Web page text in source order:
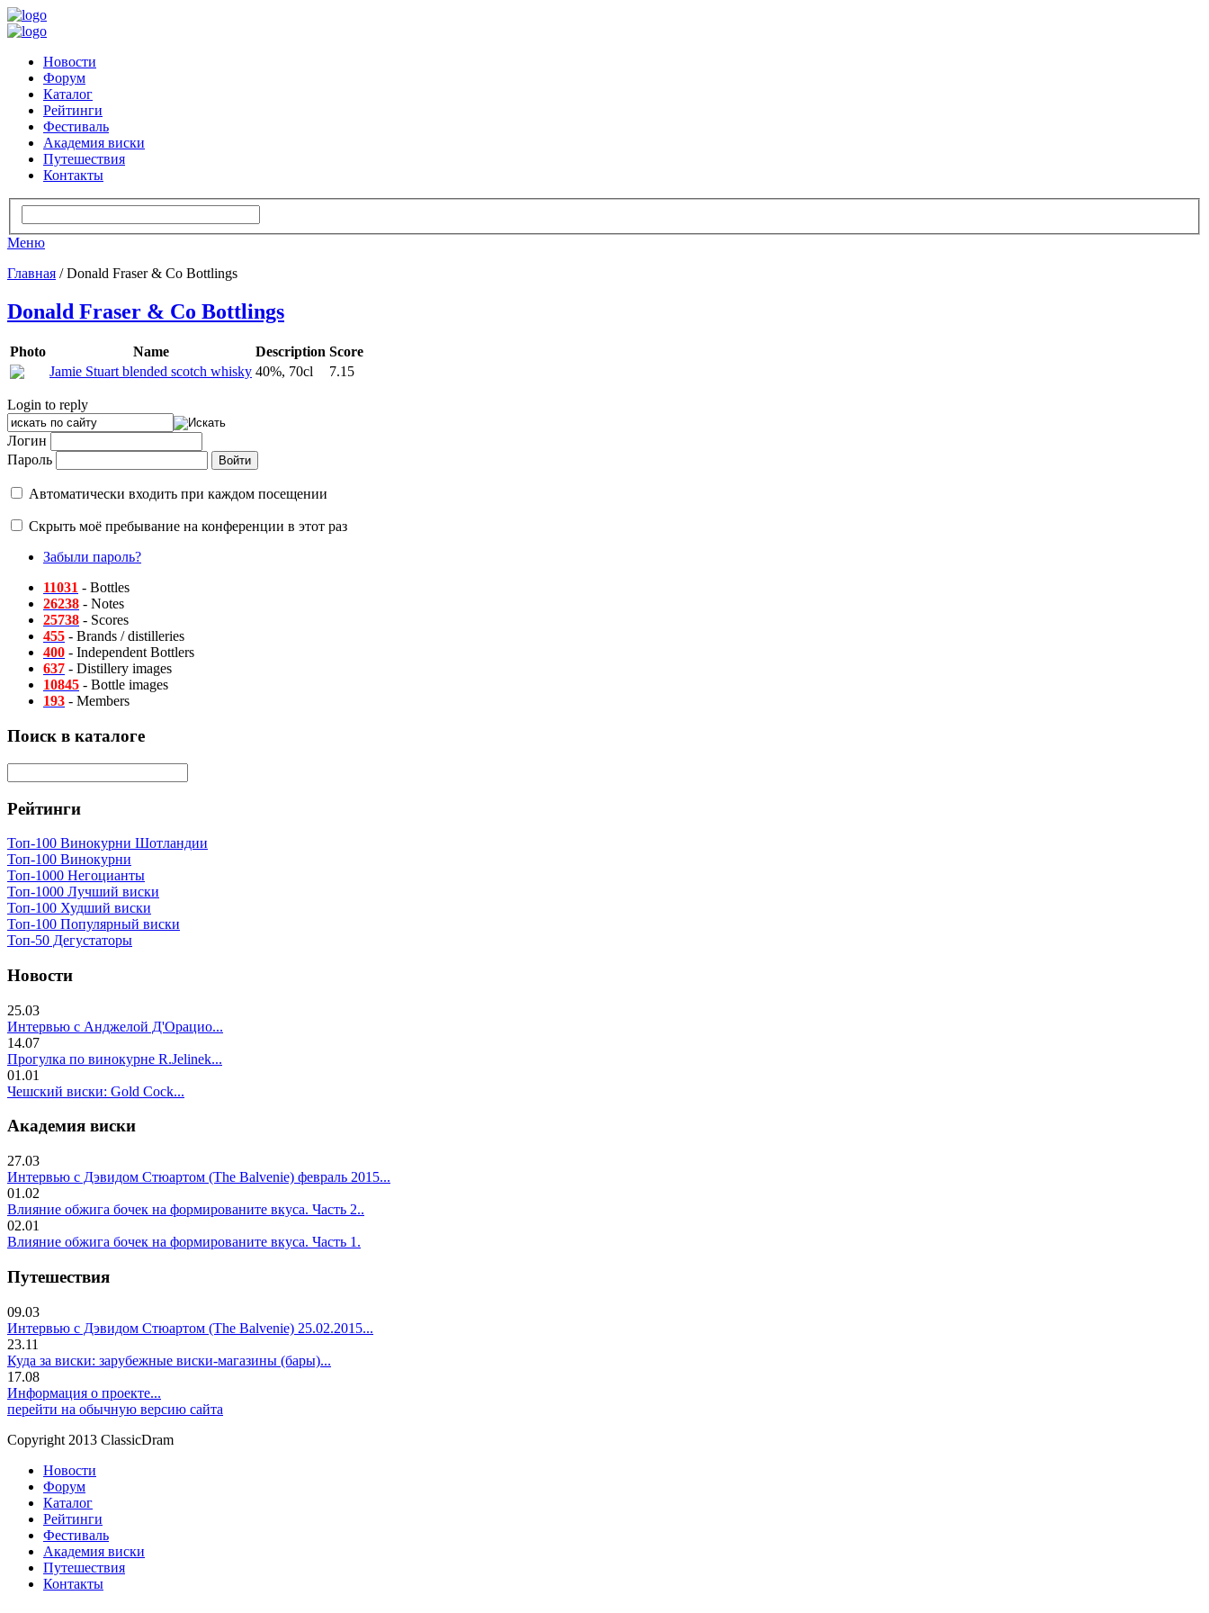
Новости
Форум
Каталог
Рейтинги
Фестиваль
Академия виски
Путешествия
Контакты
Меню
Главная / Donald Fraser & Co Bottlings
Donald Fraser & Co Bottlings
Photo Name Description Score
Jamie Stuart blended scotch whisky 40%, 70cl 7.15
Login to reply
Логин
Пароль
Автоматически входить при каждом посещении
Скрыть моё пребывание на конференции в этот раз
Забыли пароль?
11031 - Bottles
26238 - Notes
25738 - Scores
455 - Brands / distilleries
400 - Independent Bottlers
637 - Distillery images
10845 - Bottle images
193 - Members
Поиск в каталоге
Рейтинги
Топ-100 Винокурни Шотландии
Топ-100 Винокурни
Топ-1000 Негоцианты
Топ-1000 Лучший виски
Топ-100 Худший виски
Топ-100 Популярный виски
Топ-50 Дегустаторы
Новости
25.03
Интервью с Анджелой Д'Орацио...
14.07
Прогулка по винокурне R.Jelinek...
01.01
Чешский виски: Gold Cock...
Академия виски
27.03
Интервью с Дэвидом Стюартом (The Balvenie) февраль 2015...
01.02
Влияние обжига бочек на формированите вкуса. Часть 2..
02.01
Влияние обжига бочек на формированите вкуса. Часть 1.
Путешествия
09.03
Интервью с Дэвидом Стюартом (The Balvenie) 25.02.2015...
23.11
Куда за виски: зарубежные виски-магазины (бары)...
17.08
Информация о проекте...
перейти на обычную версию сайта
Copyright 2013 ClassicDram
Новости
Форум
Каталог
Рейтинги
Фестиваль
Академия виски
Путешествия
Контакты